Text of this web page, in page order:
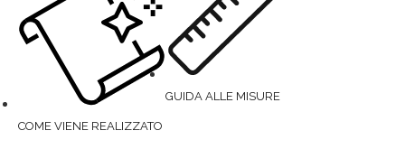
COME VIENE REALIZZATO
GUIDA ALLE MISURE